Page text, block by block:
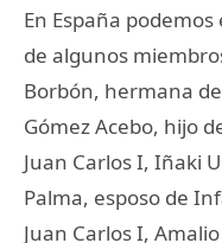
En España
de algunos
Borbón, hermana
Gómez Acebo, hijo
Juan Carlos I, Iñaki
Palma, esposo de
Juan Carlos I,